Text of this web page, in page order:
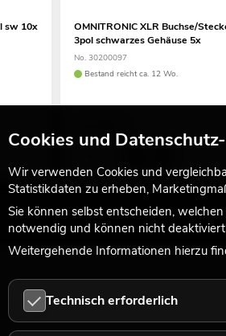
sw 10x
OMNITRONIC XLR Buchse/
3pol schwarzes Gehäuse 5x
No. 30200097
Bestand reicht ca. 12 Wo.
Cookies und
Wir verwenden Cookies und
Statistikdaten zu erheben,
Sie können selbst entscheiden,
notwendig und können nicht
Weitergehende Informationen hierzu
Technisch erforderlich